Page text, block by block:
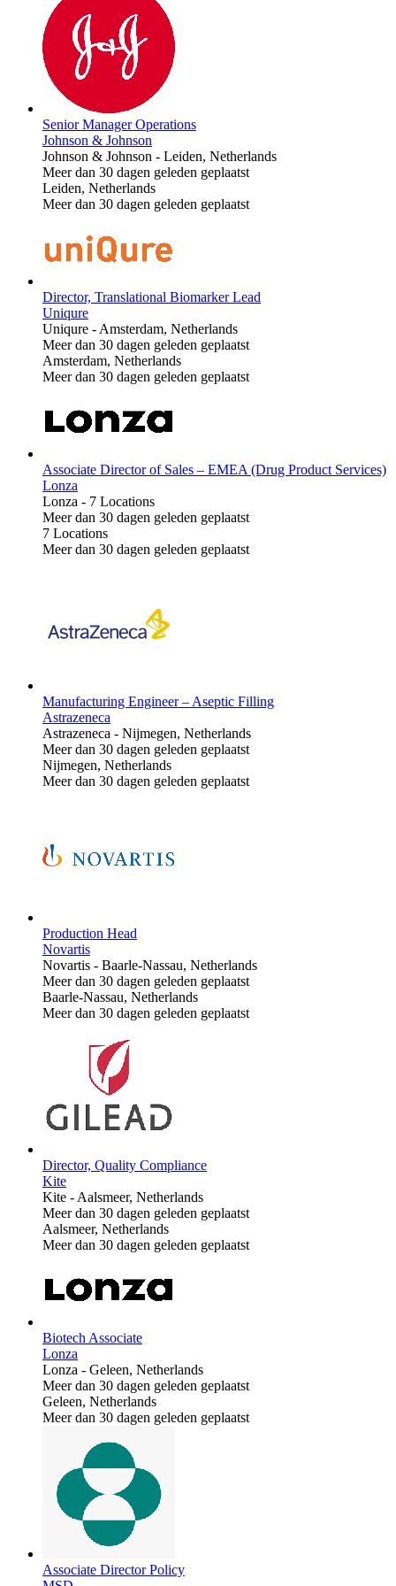
Senior Manager Operations
Johnson & Johnson
Johnson & Johnson - Leiden, Netherlands
Meer dan 30 dagen geleden geplaatst
Leiden, Netherlands
Meer dan 30 dagen geleden geplaatst
Director, Translational Biomarker Lead
Uniqure
Uniqure -Amsterdam, Netherlands
Meer dan 30 dagen geleden geplaatst
Amsterdam, Netherlands
Meer dan 30 dagen geleden geplaatst
Associate Director of Sales – EMEA (Drug Product Services)
Lonza
Lonza - 7 Locations
Meer dan 30 dagen geleden geplaatst
7 Locations
Meer dan 30 dagen geleden geplaatst
Manufacturing Engineer – Aseptic Filling
Astrazeneca
Astrazeneca - Nijmegen, Netherlands
Meer dan 30 dagen geleden geplaatst
Nijmegen, Netherlands
Meer dan 30 dagen geleden geplaatst
Production Head
Novartis
Novartis - Baarle-Nassau, Netherlands
Meer dan 30 dagen geleden geplaatst
Baarle-Nassau, Netherlands
Meer dan 30 dagen geleden geplaatst
Director, Quality Compliance
Kite
Kite -Aalsmeer, Netherlands
Meer dan 30 dagen geleden geplaatst
Aalsmeer, Netherlands
Meer dan 30 dagen geleden geplaatst
Biotech Associate
Lonza
Lonza - Geleen, Netherlands
Meer dan 30 dagen geleden geplaatst
Geleen, Netherlands
Meer dan 30 dagen geleden geplaatst
Associate Director Policy